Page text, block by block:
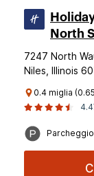
North
7247 North
Niles, Illinois
0.4 miglia
Parcheggio